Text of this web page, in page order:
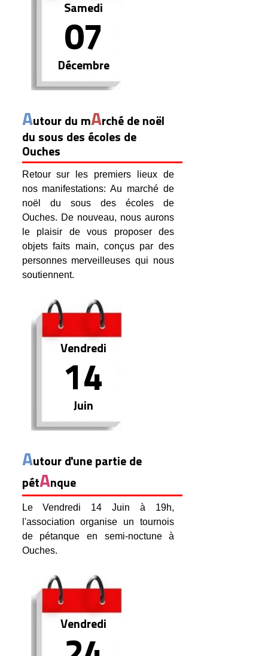
Samedi
07
Décembre
Autour du mArché de noël
du sous des écoles de
Ouches
Retour sur les premiers lieux de
nos manifestations: Au marché de
noël du sous des écoles de
Ouches. De nouveau, nous aurons
le plaisir de vous proposer des
objets faits main, conçus par des
personnes merveilleuses qui nous
soutiennent.
Vendredi
14
Juin
Autour d'une partie de
pétAnque
Le Vendredi 14 Juin à 19h,
l'association organise un tournois
de pétanque en semi-noctune à
Ouches.
Vendredi